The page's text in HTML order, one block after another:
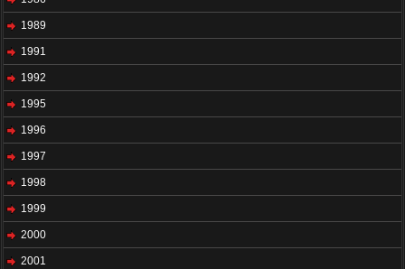
1989
1991
1992
1995
1996
1997
1998
1999
2000
2001